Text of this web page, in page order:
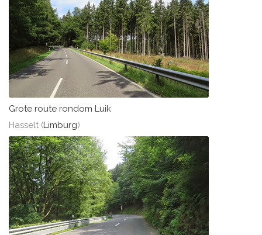
Grote route rondom Luik
Hasselt (Limburg)